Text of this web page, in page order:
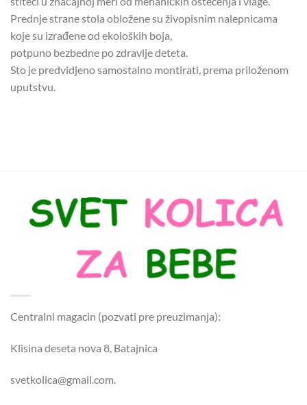
Prednje strane stola obložene su živopisnim nalepnicama
koje su izrađene od ekoloških boja,
potpuno bezbedne po zdravlje deteta.
Sto je predvidjeno samostalno montirati, prema priloženom
uputstvu.
Centralni magacin (pozvati pre preuzimanja):
Klisina deseta nova 8, Batajnica
svetkolica@gmail.com.